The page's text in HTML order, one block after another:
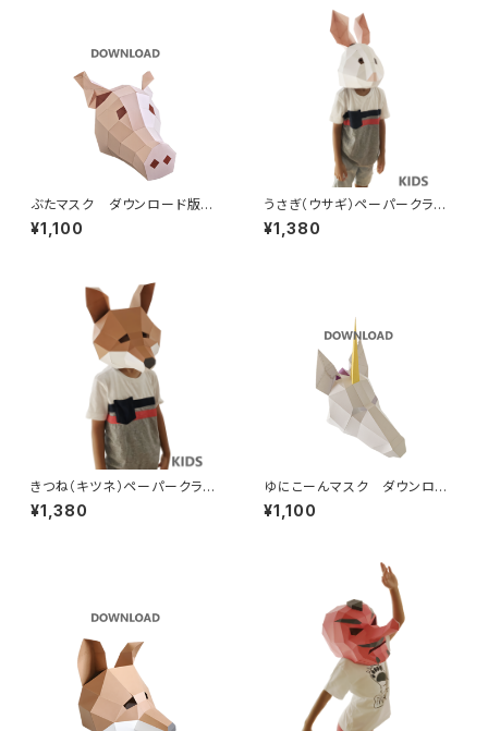
ぶたマスク ダウンロード版
簡単手作りおもしろかわいい人
気動物シリーズ ブタの仮装衣
¥1,100
うさぎ（ウサギ）ペーパークラフト
マスク【子供用】かぶりもの 手
作り人気動物シリーズ かぶれ
¥1,380
きつね（キツネ）ペーパークラフ
トマスク【子供用】かぶりもの
手作り人気動物シリーズ かぶ
¥1,380
ゆにこーんマスク ダウンロー
ド版 簡単手作りおもしろかわ
いい人気動物シリーズ ユニコ
¥1,100